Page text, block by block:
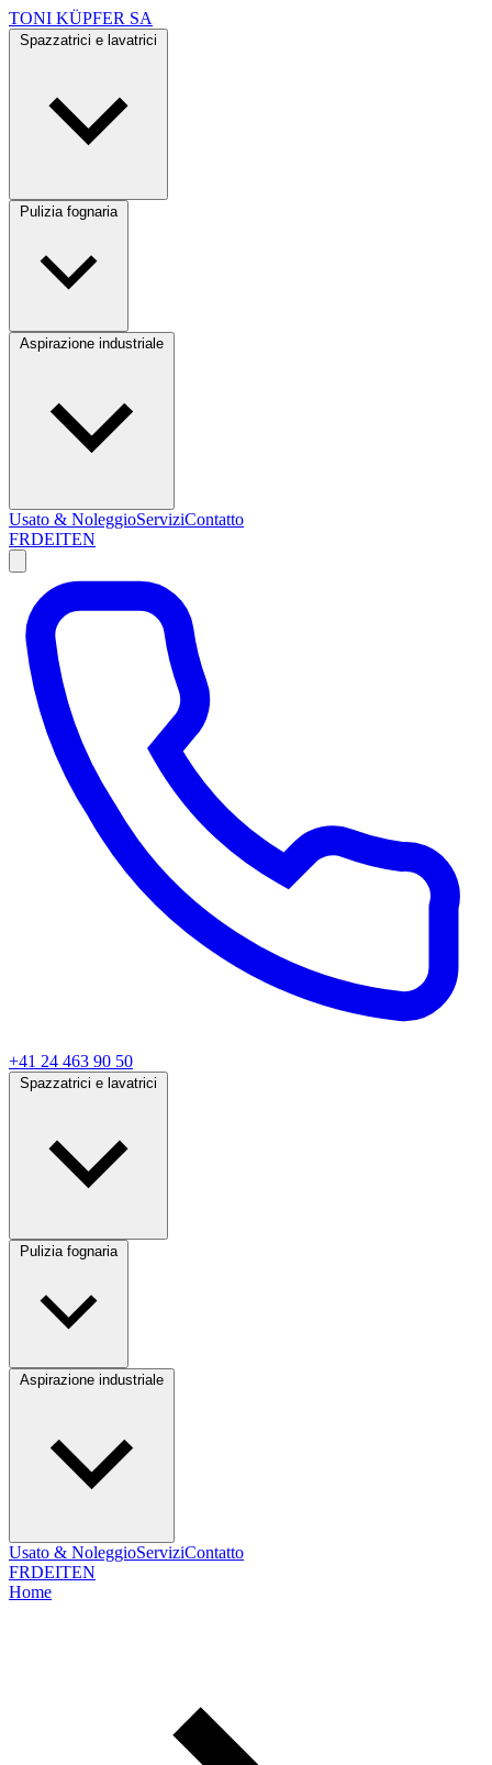
TONI KÜPFER SA
Pulizia fognaria
Usato & NoleggioServiziContatto
FRDEITEN
+41 24 463 90 50
Pulizia fognaria
Usato & NoleggioServiziContatto
FRDEITEN
Home